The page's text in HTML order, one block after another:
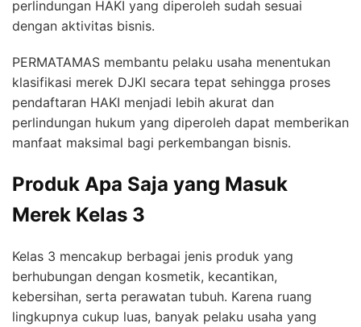
perlindungan HAKI yang diperoleh sudah sesuai
dengan aktivitas bisnis.
PERMATAMAS membantu pelaku usaha menentukan
klasifikasi merek DJKI secara tepat sehingga proses
pendaftaran HAKI menjadi lebih akurat dan
perlindungan hukum yang diperoleh dapat memberikan
manfaat maksimal bagi perkembangan bisnis.
Produk Apa Saja yang Masuk
Merek Kelas 3
Kelas 3 mencakup berbagai jenis produk yang
berhubungan dengan kosmetik, kecantikan,
kebersihan, serta perawatan tubuh. Karena ruang
lingkupnya cukup luas, banyak pelaku usaha yang